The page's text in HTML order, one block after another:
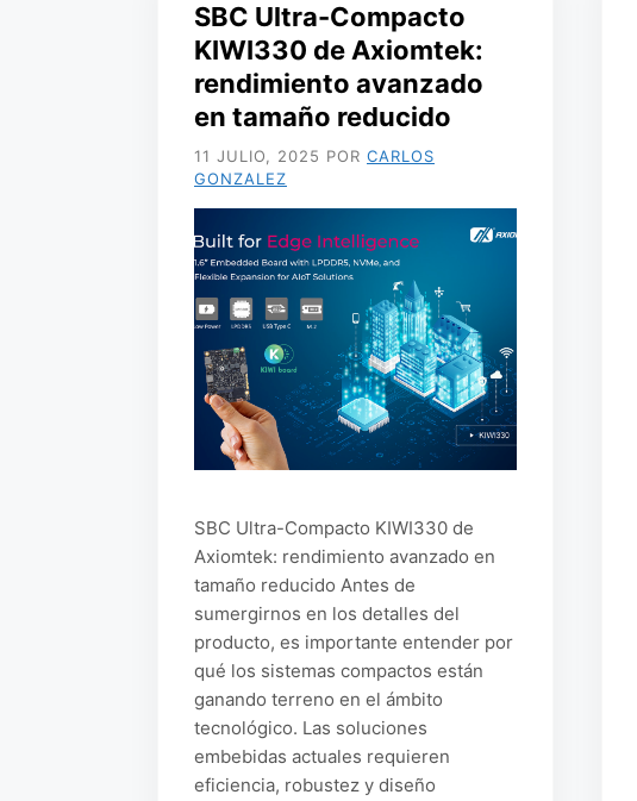
SBC Ultra-Compacto
KIWI330 de Axiomtek:
rendimiento avanzado
en tamaño reducido
11 JULIO, 2025 POR CARLOS
GONZALEZ
SBC Ultra-Compacto KIWI330 de
Axiomtek: rendimiento avanzado en
tamaño reducido Antes de
sumergirnos en los detalles del
producto, es importante entender por
qué los sistemas compactos están
ganando terreno en el ámbito
tecnológico. Las soluciones
embebidas actuales requieren
eficiencia, robustez y diseño